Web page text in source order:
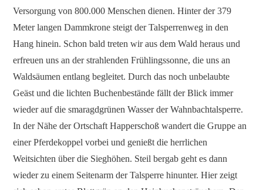
Versorgung von 800.000 Menschen dienen. Hinter der 379
Meter langen Dammkrone steigt der Talsperrenweg in den
Hang hinein. Schon bald treten wir aus dem Wald heraus und
erfreuen uns an der strahlenden Frühlingssonne, die uns an
Waldsäumen entlang begleitet. Durch das noch unbelaubte
Geäst und die lichten Buchenbestände fällt der Blick immer
wieder auf die smaragdgrünen Wasser der Wahnbachtalsperre.
In der Nähe der Ortschaft Happerschoß wandert die Gruppe an
einer Pferdekoppel vorbei und genießt die herrlichen
Weitsichten über die Sieghöhen. Steil bergab geht es dann
wieder zu einem Seitenarm der Talsperre hinunter. Hier zeigt